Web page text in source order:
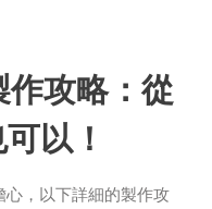
攻略：從
以！
，以下詳細的製作攻